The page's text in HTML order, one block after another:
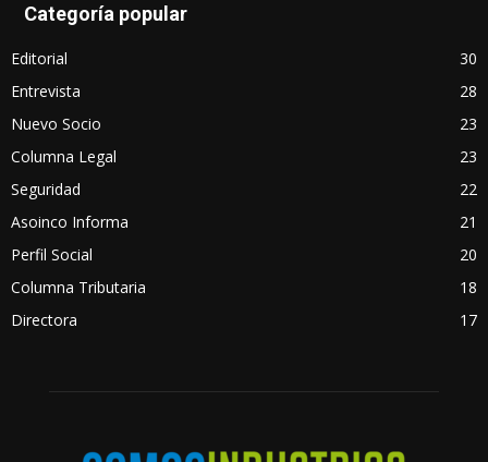
Categoría popular
Editorial
30
Entrevista
28
Nuevo Socio
23
Columna Legal
23
Seguridad
22
Asoinco Informa
21
Perfil Social
20
Columna Tributaria
18
Directora
17